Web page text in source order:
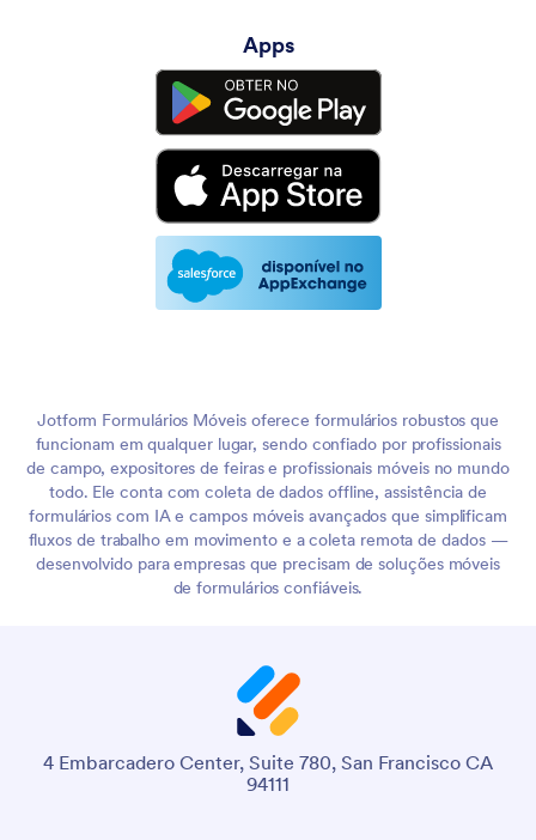
Apps
Jotform Formulários Móveis oferece formulários robustos que
funcionam em qualquer lugar, sendo confiado por profissionais
de campo, expositores de feiras e profissionais móveis no mundo
todo. Ele conta com coleta de dados offline, assistência de
formulários com IA e campos móveis avançados que simplificam
fluxos de trabalho em movimento e a coleta remota de dados —
desenvolvido para empresas que precisam de soluções móveis
de formulários confiáveis.
4 Embarcadero Center, Suite 780, San Francisco CA
94111